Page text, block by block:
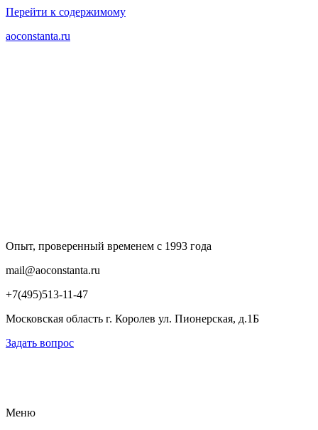
Перейти к содержимому
aoconstanta.ru
Опыт, проверенный временем с 1993 года
mail@aoconstanta.ru
+7(495)513-11-47
Московская область г. Королев ул. Пионерская, д.1Б
Задать вопрос
Меню